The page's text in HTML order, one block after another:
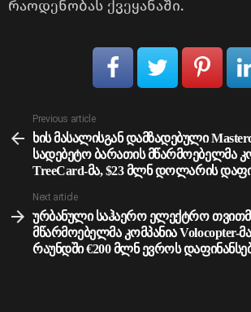
რაოდენობას ქვეყანაში.
more
Previous article
ხის მასალისგან დამზადებული
სადებეტო ბარათის მწარმოებელმა
TreeCard-მა, $23 მლნ დოლარის
Next article
ურბანული საჰაერო ელექტრო
მწარმოებელმა კომპანია Volocopter-
რაუნდში €200 მლნ ევროს